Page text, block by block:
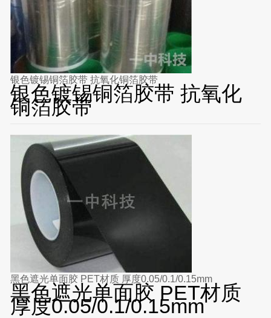
银色镀锡铜箔胶带 抗氧化铜箔胶带
银色镀锡铜箔胶带 抗氧化
铜箔胶带
黑色遮光单面胶 PET材质 厚度0.05/0.1/0.15mm
黑色遮光单面胶 PET材质
厚度0.05/0.1/0.15mm